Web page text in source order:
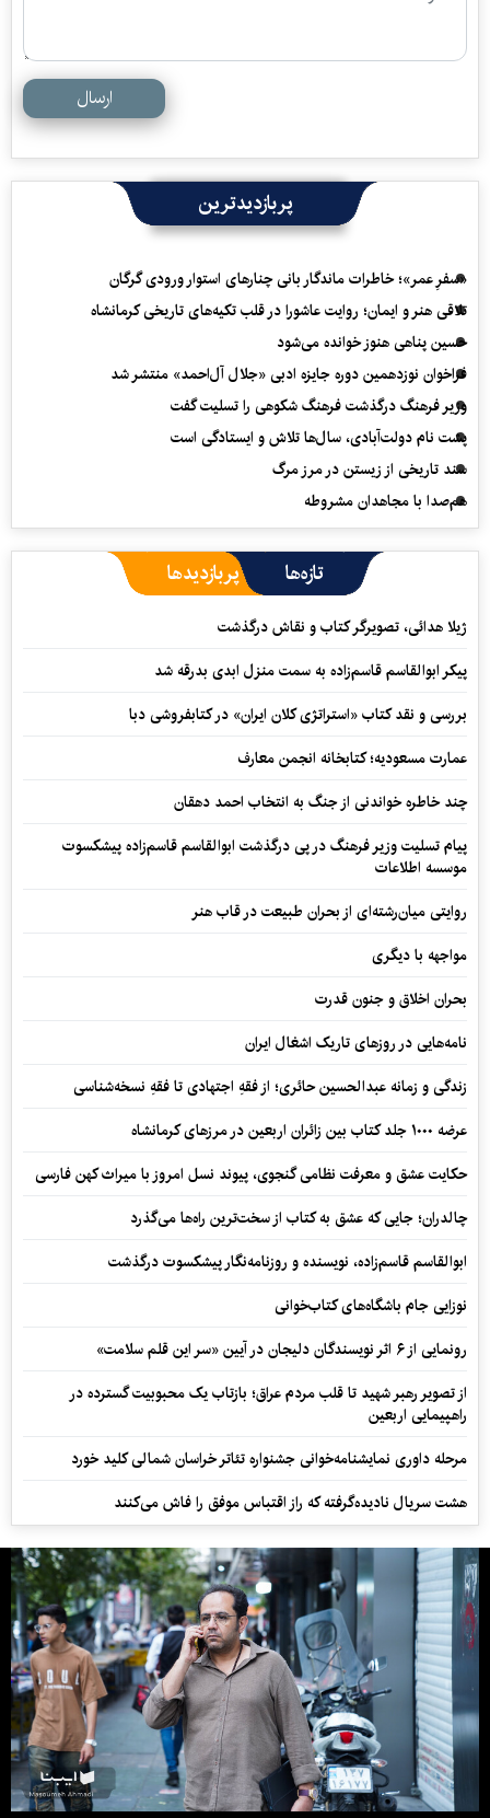
ارسال
پربازدیدترین
«سفرِ عمر»؛ خاطرات ماندگار بانی چنارهای استوار ورودی گرگان
تلاقی هنر و ایمان؛ روایت عاشورا در قلب تکیه‌های تاریخی کرمانشاه
حسین پناهی هنوز خوانده می‌شود
فراخوان نوزدهمین دوره جایزه ادبی «جلال آل‌احمد» منتشر شد
وزیر فرهنگ درگذشت فرهنگ شکوهی را تسلیت گفت
پشت نام دولت‌آبادی، سال‌ها تلاش و ایستادگی است
سند تاریخی از زیستن در مرز مرگ
هم‌صدا با مجاهدان مشروطه
تازه‌ها پربازدیدها
ژیلا هدائی، تصویرگر کتاب و نقاش درگذشت
پیکر ابوالقاسم قاسم‌زاده به سمت منزل ابدی بدرقه شد
بررسی و نقد کتاب «استراتژی کلان ایران» در کتابفروشی دبا
عمارت مسعودیه؛ کتابخانه انجمن معارف
چند خاطره خواندنی از جنگ به انتخاب احمد دهقان
پیام تسلیت وزیر فرهنگ در پی درگذشت ابوالقاسم قاسم‌زاده پیشکسوت
موسسه اطلاعات
روایتی میان‌رشته‌ای از بحران طبیعت در قاب هنر
مواجهه با دیگری
بحران اخلاق و جنون قدرت
نامه‌هایی در روزهای تاریک اشغال ایران
زندگی و زمانه عبدالحسین حائری؛ از فقهِ اجتهادی تا فقهِ نسخه‌شناسی
عرضه ۱۰۰۰ جلد کتاب بین زائران اربعین در مرزهای کرمانشاه
حکایت عشق و معرفت نظامی گنجوی، پیوند نسل امروز با میراث کهن فارسی
چالدران؛ جایی که عشق به کتاب از سخت‌ترین راه‌ها می‌گذرد
ابوالقاسم قاسم‌زاده، نویسنده و روزنامه‌نگار پیشکسوت درگذشت
نوزایی جام باشگاه‌های کتاب‌خوانی
رونمایی از ۶ اثر نویسندگان دلیجان در آیین «سر این قلم سلامت»
از تصویر رهبر شهید تا قلب مردم عراق؛ بازتاب یک محبوبیت گسترده در
راهپیمایی اربعین
مرحله داوری نمایشنامه‌خوانی جشنواره تئاتر خراسان شمالی کلید خورد
هشت سریال نادیده‌گرفته که راز اقتباس موفق را فاش می‌کنند